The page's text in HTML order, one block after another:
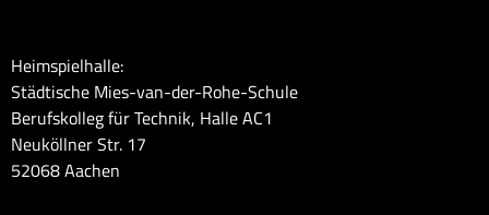
Heimspielhalle:
Städtische Mies-van-der-Rohe-Schule
Berufskolleg für Technik, Halle AC1
Neuköllner Str. 17
52068 Aachen